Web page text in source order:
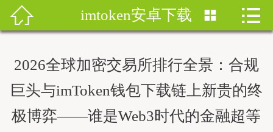
 首页
imtoken钱包安卓版
 imtoken安卓下载  
2026全球加密交易所排行全景：合规
巨头与imToken钱包下载链上新贵的终
极博弈——谁是Web3时代的金融超等